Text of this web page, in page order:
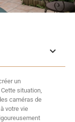
un
situation,
caméras de
votre vie